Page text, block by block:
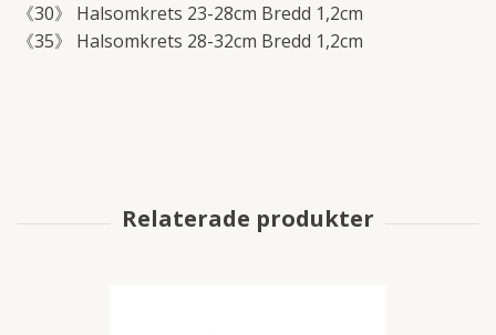
《30》 Halsomkrets 23-28cm Bredd 1,2cm
《35》 Halsomkrets 28-32cm Bredd 1,2cm